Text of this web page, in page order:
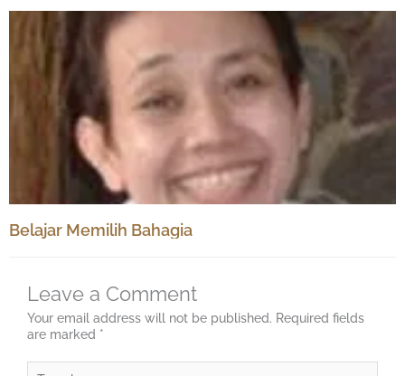
Belajar Memilih Bahagia
Leave a Comment
Your email address will not be published. Required fields
are marked *